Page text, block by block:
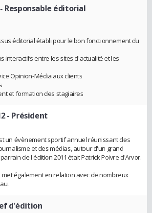
- Responsable éditorial
éditorial établi pour le bon fonctionnement du
interactifs entre les sites d'actualité et les
Opinion-Média aux clients
et formation des stagiaires
- Président
un évènement sportif annuel réunissant des
et des médias, autour d'un grand
de l'édition 2011 était Patrick Poivre d'Arvor.
également en relation avec de nombreux
d'édition